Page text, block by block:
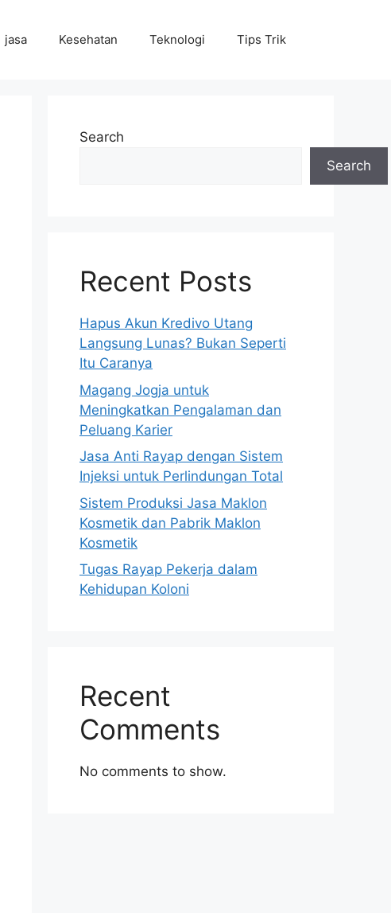
jasa Kesehatan Teknologi Tips Trik
Search
Search
Recent Posts
Hapus Akun Kredivo Utang
Langsung Lunas? Bukan Seperti
Itu Caranya
Magang Jogja untuk
Meningkatkan Pengalaman dan
Peluang Karier
Jasa Anti Rayap dengan Sistem
Injeksi untuk Perlindungan Total
Sistem Produksi Jasa Maklon
Kosmetik dan Pabrik Maklon
Kosmetik
Tugas Rayap Pekerja dalam
Kehidupan Koloni
Recent
Comments
No comments to show.